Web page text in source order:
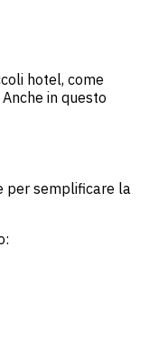
hotel, come
Anche in questo
per semplificare la